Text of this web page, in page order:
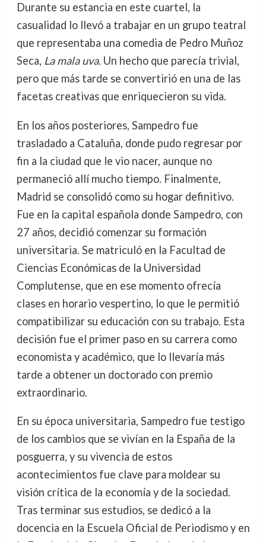
Durante su estancia en este cuartel, la
casualidad lo llevó a trabajar en un grupo teatral
que representaba una comedia de Pedro Muñoz
Seca, La mala uva. Un hecho que parecía trivial,
pero que más tarde se convertirió en una de las
facetas creativas que enriquecieron su vida.
En los años posteriores, Sampedro fue
trasladado a Cataluña, donde pudo regresar por
fin a la ciudad que le vio nacer, aunque no
permaneció allí mucho tiempo. Finalmente,
Madrid se consolidó como su hogar definitivo.
Fue en la capital española donde Sampedro, con
27 años, decidió comenzar su formación
universitaria. Se matriculó en la Facultad de
Ciencias Económicas de la Universidad
Complutense, que en ese momento ofrecía
clases en horario vespertino, lo que le permitió
compatibilizar su educación con su trabajo. Esta
decisión fue el primer paso en su carrera como
economista y académico, que lo llevaría más
tarde a obtener un doctorado con premio
extraordinario.
En su época universitaria, Sampedro fue testigo
de los cambios que se vivían en la España de la
posguerra, y su vivencia de estos
acontecimientos fue clave para moldear su
visión crítica de la economía y de la sociedad.
Tras terminar sus estudios, se dedicó a la
docencia en la Escuela Oficial de Periodismo y en